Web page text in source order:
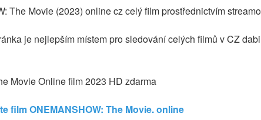
The Movie (2023) online cz celý film prostřednictvím
je nejlepším místem pro sledování celých filmů v CZ
Movie Online film 2023 HD zdarma
film ONEMANSHOW: The Movie. online